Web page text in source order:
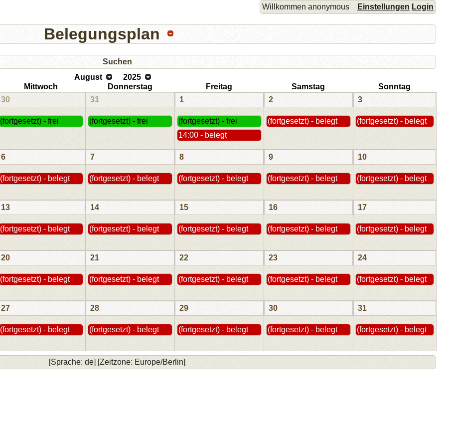
Willkommen anonymous Einstellungen Login
Belegungsplan
Suchen
August
2025
Mittwoch Donnerstag Freitag Samstag
Sonntag
30
(fortgesetzt) - frei
31
(fortgesetzt) - frei
1
(fortgesetzt) - frei
14:00 - belegt
2
(fortgesetzt) - belegt
3
(fortgesetzt) - belegt
6
(fortgesetzt) - belegt
7
(fortgesetzt) - belegt
8
(fortgesetzt) - belegt
9
(fortgesetzt) - belegt
10
(fortgesetzt) - belegt
13
(fortgesetzt) - belegt
14
(fortgesetzt) - belegt
15
(fortgesetzt) - belegt
16
(fortgesetzt) - belegt
17
(fortgesetzt) - belegt
20
(fortgesetzt) - belegt
21
(fortgesetzt) - belegt
22
(fortgesetzt) - belegt
23
(fortgesetzt) - belegt
24
(fortgesetzt) - belegt
27
(fortgesetzt) - belegt
28
(fortgesetzt) - belegt
29
(fortgesetzt) - belegt
30
(fortgesetzt) - belegt
31
(fortgesetzt) - belegt
[Sprache: de] [Zeitzone: Europe/Berlin]